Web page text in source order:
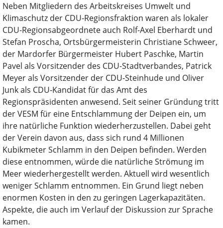
Neben Mitgliedern des Arbeitskreises Umwelt und
Klimaschutz der CDU-Regionsfraktion waren als lokaler
CDU-Regionsabgeordnete auch Rolf-Axel Eberhardt und
Stefan Proscha, Ortsbürgermeisterin Christiane Schweer,
der Mardorfer Bürgermeister Hubert Paschke, Martin
Pavel als Vorsitzender des CDU-Stadtverbandes, Patrick
Meyer als Vorsitzender der CDU-Steinhude und Oliver
Junk als CDU-Kandidat für das Amt des
Regionspräsidenten anwesend. Seit seiner Gründung tritt
der VESM für eine Entschlammung der Deipen ein, um
ihre natürliche Funktion wiederherzustellen. Dabei geht
der Verein davon aus, dass sich rund 4 Millionen
Kubikmeter Schlamm in den Deipen befinden. Werden
diese entnommen, würde die natürliche Strömung im
Meer wiederhergestellt werden. Aktuell wird wesentlich
weniger Schlamm entnommen. Ein Grund liegt neben
enormen Kosten in den zu geringen Lagerkapazitäten.
Aspekte, die auch im Verlauf der Diskussion zur Sprache
kamen.